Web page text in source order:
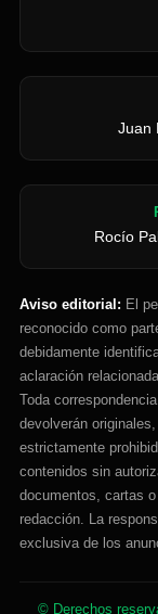
Juan
Rocío
Aviso editorial: El
reconocido como
debidamente
aclaración
Toda
devolverán
estrictamente
contenidos sin
documentos, cartas
redacción. La
exclusiva de los
© Derechos